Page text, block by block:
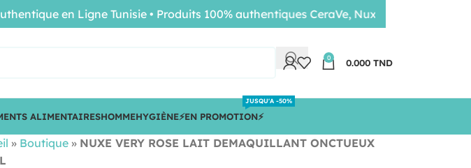
0 0.000 TND
ALIMENTAIRESHOMMEHYGIÈNE⚡️EN PROMOTION⚡️
JUSQU'A -50%
» Boutique» NUXE VERY ROSE LAIT DEMAQUILLANT ONCTUEUX
en Ligne Tunisie • Produits 100% authentiques CeraVe, Nuxe, Bioderma •